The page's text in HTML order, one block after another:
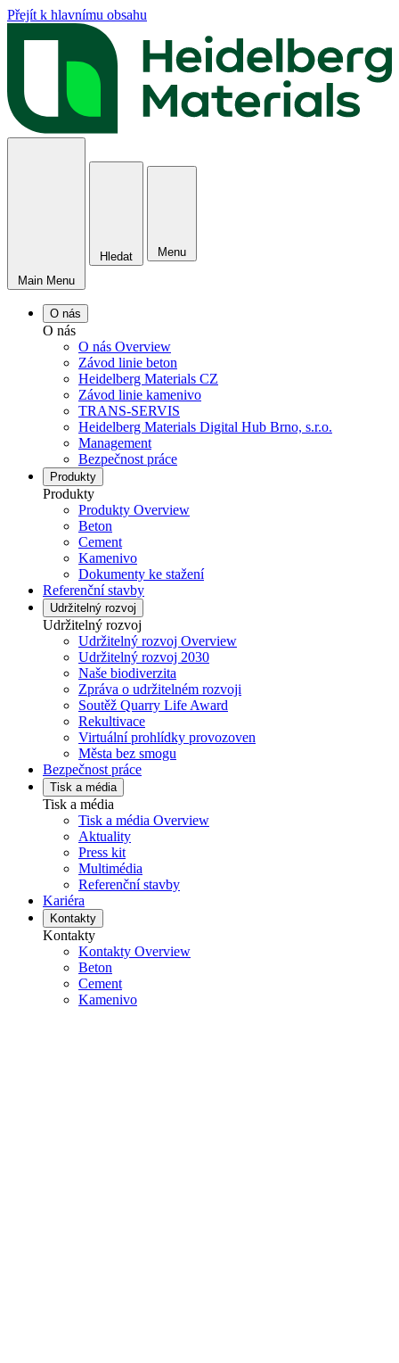
Přejít k hlavnímu obsahu
Main Menu
Hledat Menu
O nás
O nás
O nás Overview
Závod linie beton
Heidelberg Materials CZ
Závod linie kamenivo
TRANS-SERVIS
Heidelberg Materials Digital Hub Brno, s.r.o.
Management
Bezpečnost práce
Produkty
Produkty
Produkty Overview
Beton
Cement
Kamenivo
Dokumenty ke stažení
Referenční stavby
Udržitelný rozvoj
Udržitelný rozvoj
Udržitelný rozvoj Overview
Udržitelný rozvoj 2030
Naše biodiverzita
Zpráva o udržitelném rozvoji
Soutěž Quarry Life Award
Rekultivace
Virtuální prohlídky provozoven
Města bez smogu
Bezpečnost práce
Tisk a média
Tisk a média
Tisk a média Overview
Aktuality
Press kit
Multimédia
Referenční stavby
Kariéra
Kontakty
Kontakty
Kontakty Overview
Beton
Cement
Kamenivo